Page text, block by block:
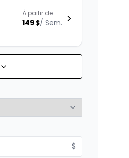
À partir de :
149 $/ Sem.
À partir de :
$